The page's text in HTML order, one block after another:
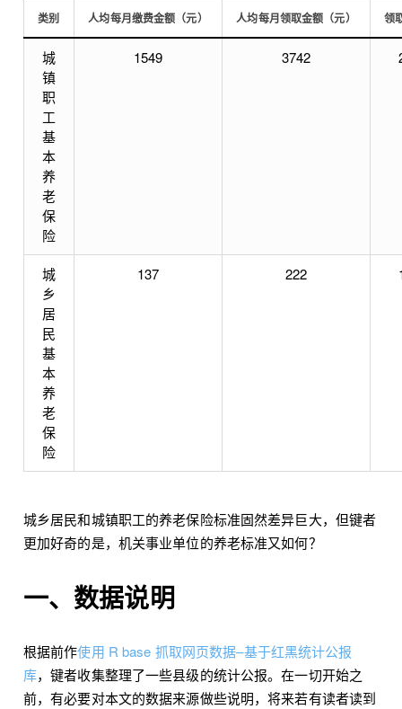
类别 人均每月缴费金额（元） 人均每月领取金额（元） 领
城
镇
职
工
基
本
养
老
保
险
1549 3742
城
乡
居
民
基
本
养
老
保
险
137 222
城乡居民和城镇职工的养老保险标准固然差异巨大，但键者
更加好奇的是，机关事业单位的养老标准又如何？
一、数据说明
根据前作使用 R base 抓取网页数据–基于红黑统计公报
库，键者收集整理了一些县级的统计公报。在一切开始之
前，有必要对本文的数据来源做些说明，将来若有读者读到